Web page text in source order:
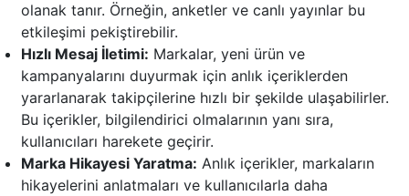
olanak tanır. Örneğin, anketler ve canlı yayınlar bu
etkileşimi pekiştirebilir.
Hızlı Mesaj İletimi: Markalar, yeni ürün ve
kampanyalarını duyurmak için anlık içeriklerden
yararlanarak takipçilerine hızlı bir şekilde ulaşabilirler.
Bu içerikler, bilgilendirici olmalarının yanı sıra,
kullanıcıları harekete geçirir.
Marka Hikayesi Yaratma: Anlık içerikler, markaların
hikayelerini anlatmaları ve kullanıcılarla daha